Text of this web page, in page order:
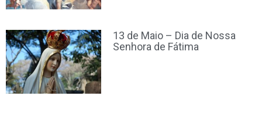
13 de Maio – Dia de Nossa
Senhora de Fátima